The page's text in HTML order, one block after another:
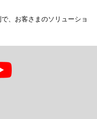
、お客さまのソリューショ